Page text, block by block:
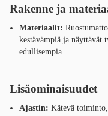
Rakenne ja
Materiaalit:
kestävämpiä ja
edullisempia.
Lisäominaisuudet
Ajastin: Kätevä